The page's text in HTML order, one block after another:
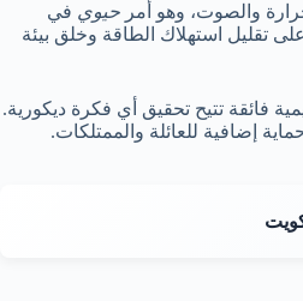
والصوت، وهو أمر حيوي في
تقليل استهلاك الطاقة وخلق بيئة
فائقة تتيح تحقيق أي فكرة ديكورية.
إضافية للعائلة والممتلكات.